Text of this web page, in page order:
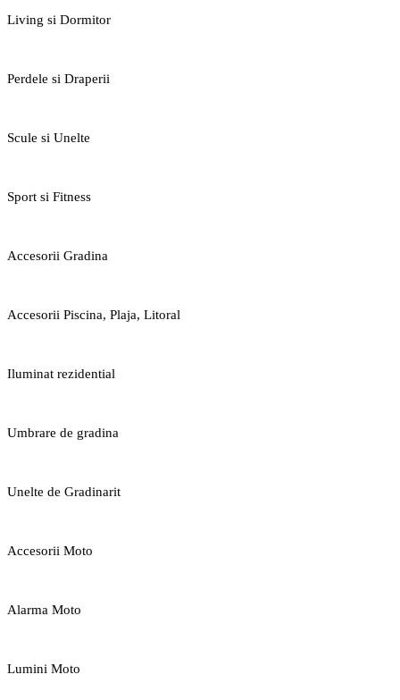
Living si Dormitor
Perdele si Draperii
Scule si Unelte
Sport si Fitness
Accesorii Gradina
Accesorii Piscina, Plaja, Litoral
Iluminat rezidential
Umbrare de gradina
Unelte de Gradinarit
Accesorii Moto
Alarma Moto
Lumini Moto